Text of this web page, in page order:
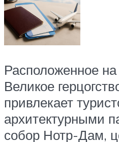
Расположенное
Великое
привлекает
архитектурными
собор Нотр-Дам,